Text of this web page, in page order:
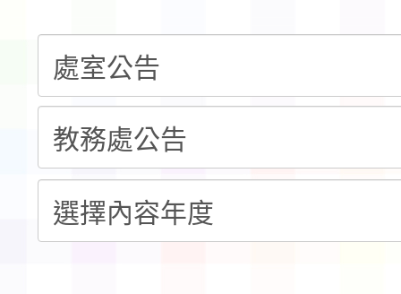
告(不再辦理後續甄選)
賽實施要點」1份
本市「115學年度學生
程安排一案
「桃園市補助參觀特色
展演活動實施計畫」
請一案